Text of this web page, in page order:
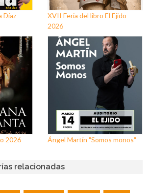
Díaz
XVII Feria del libro El Ejido
2026
2026 Ángel Martín "Somos monos"
relacionadas